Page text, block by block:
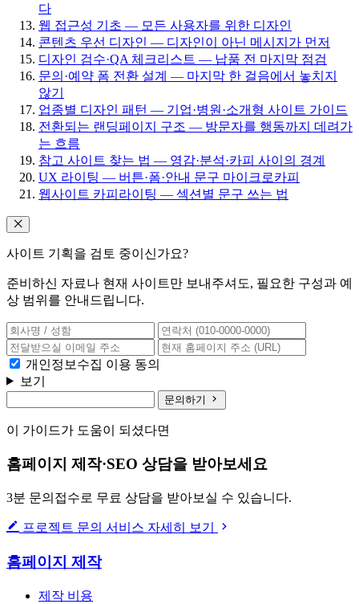
다
웹 접근성 기초 — 모든 사용자를 위한 디자인
콘텐츠 우선 디자인 — 디자인이 아닌 메시지가 먼저
디자인 검수·QA 체크리스트 — 납품 전 마지막 점검
문의·예약 폼 전환 설계 — 마지막 한 걸음에서 놓치지
않기
업종별 디자인 패턴 — 기업·병원·소개형 사이트 가이드
전환되는 랜딩페이지 구조 — 방문자를 행동까지 데려가
는 흐름
참고 사이트 찾는 법 — 영감·분석·카피 사이의 경계
UX 라이팅 — 버튼·폼·안내 문구 마이크로카피
웹사이트 카피라이팅 — 섹션별 문구 쓰는 법
사이트 기획을 검토 중이신가요?
준비하신 자료나 현재 사이트만 보내주셔도, 필요한 구성과 예
상 범위를 안내드립니다.
개인정보수집 이용 동의
보기
문의하기
이 가이드가 도움이 되셨다면
홈페이지 제작·SEO 상담을 받아보세요
3분 문의접수로 무료 상담을 받아보실 수 있습니다.
프로젝트 문의 서비스 자세히 보기
홈페이지 제작
제작 비용